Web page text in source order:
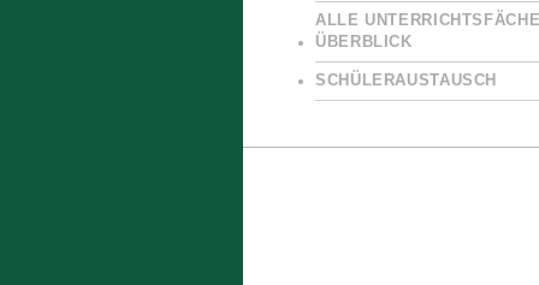
ALLE
ÜBERBLICK
SCHÜLERAUSTAUSCH